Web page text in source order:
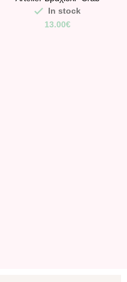
Summer”.
In stock
13.00€